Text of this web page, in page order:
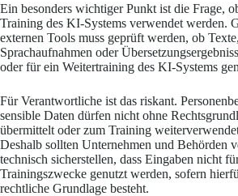
Ein besonders wichtiger Punkt ist die Frage,
Training des KI-Systems verwendet werden.
externen Tools muss geprüft werden, ob Texte,
Sprachaufnahmen oder
oder für ein Weitertraining des KI-Systems
Für Verantwortliche ist das riskant.
sensible Daten dürfen nicht ohne
übermittelt oder zum Training
Deshalb sollten Unternehmen und Behörden
technisch sicherstellen, dass Eingaben nicht
Trainingszwecke genutzt werden, sofern
rechtliche Grundlage besteht.